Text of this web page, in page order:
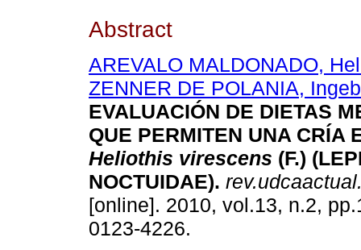
Abstract
AREVALO MALDONADO,
ZENNER DE POLANIA,
EVALUACIÓN DE DIETAS
QUE PERMITEN UNA CRÍA
Heliothis virescens (F.)
NOCTUIDAE).
[online]. 2010, vol.13, n.2,
0123-4226.